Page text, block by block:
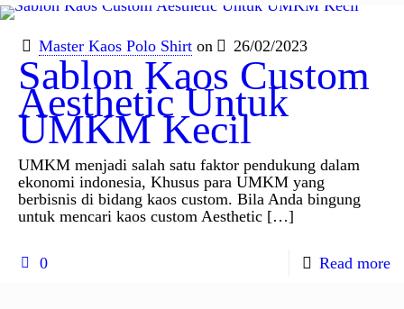
Master Kaos Polo Shirt on 26/02/2023
Sablon Kaos Custom
Aesthetic Untuk
UMKM Kecil
UMKM menjadi salah satu faktor pendukung dalam
ekonomi indonesia, Khusus para UMKM yang
berbisnis di bidang kaos custom. Bila Anda bingung
untuk mencari kaos custom Aesthetic […]
0 Read more